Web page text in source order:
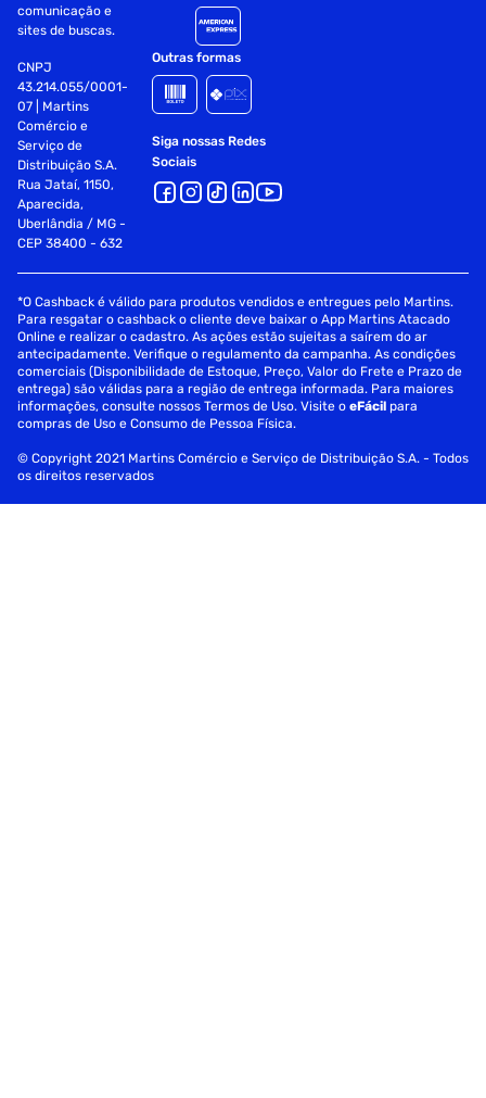
comunicação e
sites de buscas.
CNPJ
43.214.055/0001-
07 | Martins
Comércio e
Serviço de
Distribuição S.A.
Rua Jataí, 1150,
Aparecida,
Uberlândia / MG -
CEP 38400 - 632
Outras formas
Siga nossas Redes
Sociais
*O Cashback é válido para produtos vendidos e entregues pelo Martins.
Para resgatar o cashback o cliente deve baixar o App Martins Atacado
Online e realizar o cadastro. As ações estão sujeitas a saírem do ar
antecipadamente. Verifique o regulamento da campanha. As condições
comerciais (Disponibilidade de Estoque, Preço, Valor do Frete e Prazo de
entrega) são válidas para a região de entrega informada. Para maiores
informações, consulte nossos Termos de Uso. Visite oeFácil para
compras de Uso e Consumo de Pessoa Física.
© Copyright 2021 Martins Comércio e Serviço de Distribuição S.A. - Todos
os direitos reservados